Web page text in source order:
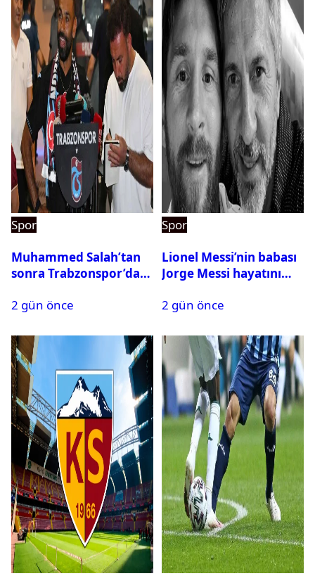
Spor
Muhammed Salah’tan
sonra Trabzonspor’dan
2 gün önce
Spor
Lionel Messi’nin babası
Jorge Messi hayatını
2 gün önce